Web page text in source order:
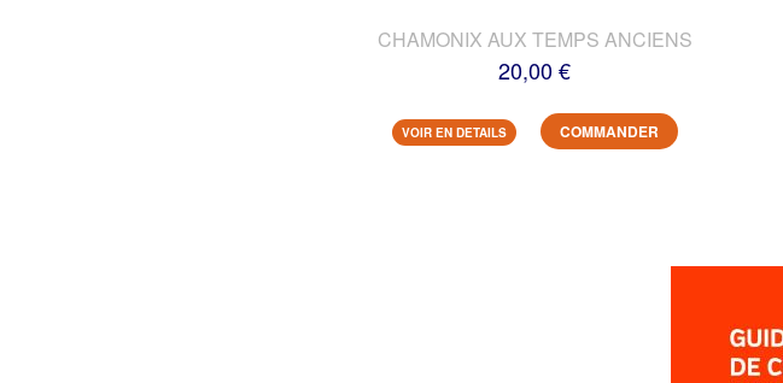
CHAMONIX AUX TEMPS ANCIENS
20,00 €
VOIR EN DETAILS COMMANDER